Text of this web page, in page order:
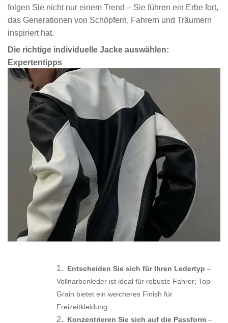
folgen Sie nicht nur einem Trend – Sie führen ein Erbe fort,
das Generationen von Schöpfern, Fahrern und Träumern
inspiriert hat.
Die richtige individuelle Jacke auswählen:
Expertentipps
1. Entscheiden Sie sich für Ihren Ledertyp –
Vollnarbenleder ist ideal für robuste Fahrer; Top-
Grain bietet ein weicheres Finish für
Freizeitkleidung.
2. Konzentrieren Sie sich auf die Passform –